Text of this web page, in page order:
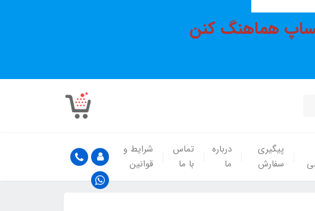
هماهنگ کنن
پیگیری
سفارش
درباره
ما
تماس
با ما
شرایط و
قوانین